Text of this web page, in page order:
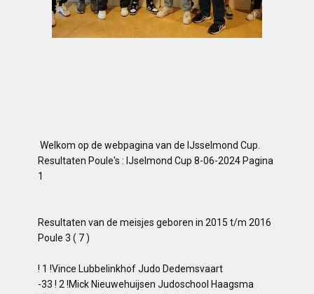
Welkom op de webpagina van de IJsselmond Cup.
Resultaten Poule's : IJselmond Cup 8-06-2024 Pagina
1
Resultaten van de meisjes geboren in 2015 t/m 2016
Poule 3 ( 7 )
! 1 !Vince Lubbelinkhof Judo Dedemsvaart
-33 ! 2 !Mick Nieuwehuijsen Judoschool Haagsma